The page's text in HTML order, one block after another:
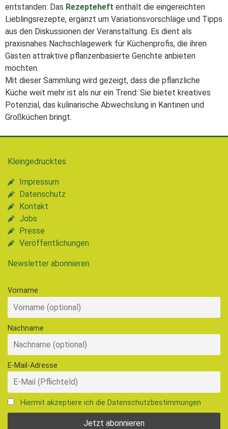
entstanden: Das Rezepteheft enthält die eingereichten
Lieblingsrezepte, ergänzt um Variationsvorschläge und Tipps
aus den Diskussionen der Veranstaltung. Es dient als
praxisnahes Nachschlagewerk für Küchenprofis, die ihren
Gästen attraktive pflanzenbasierte Gerichte anbieten
möchten.
Mit dieser Sammlung wird gezeigt, dass die pflanzliche
Küche weit mehr ist als nur ein Trend: Sie bietet kreatives
Potenzial, das kulinarische Abwechslung in Kantinen und
Großküchen bringt.
Kleingedrucktes
Impressum
Datenschutz
Kontakt
Jobs
Presse
Veröffentlichungen
Newsletter abonnieren
Vorname
Nachname
E-Mail-Adresse
Hiermit akzeptiere ich die Datenschutzbestimmungen